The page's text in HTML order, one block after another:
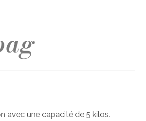
avec une capacité de 5 kilos.